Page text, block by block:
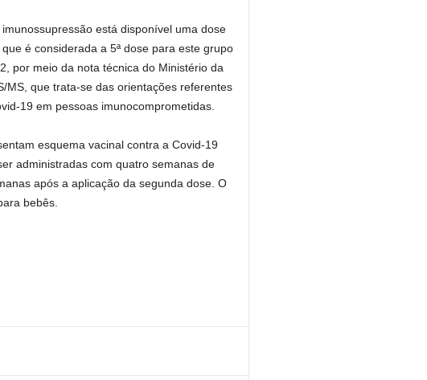
está disponível uma dose
é considerada a 5ª dose para este grupo
por meio da nota técnica do Ministério da
MS, que trata-se das orientações referentes
19 em pessoas imunocomprometidas.
esquema vacinal contra a Covid-19
administradas com quatro semanas de
após a aplicação da segunda dose. O
bebês.